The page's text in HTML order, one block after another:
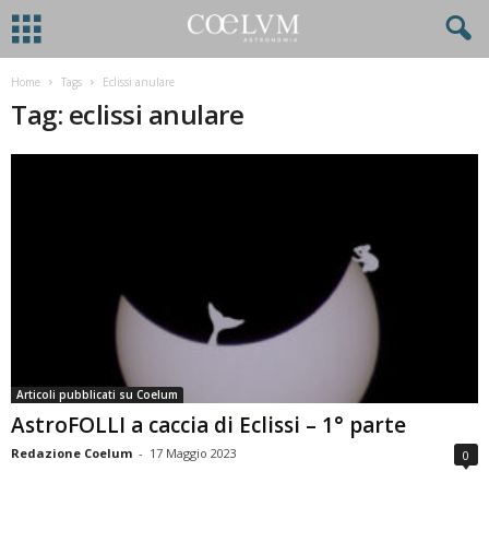
Home Tags Eclissi anulare
Tag: eclissi anulare
Articoli pubblicati su Coelum
AstroFOLLI a caccia di Eclissi – 1° parte
Redazione Coelum - 17 Maggio 2023 0